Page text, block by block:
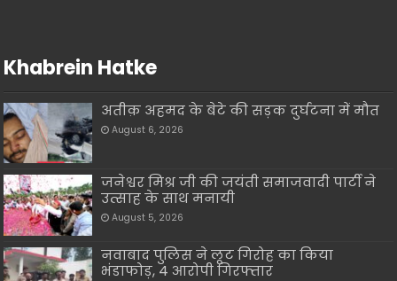
Khabrein Hatke
अतीक़ अहमद के बेटे की सड़क दुर्घटना में मौत
August 6, 2026
जनेश्वर मिश्र जी की जयंती समाजवादी पार्टी ने
उत्साह के साथ मनायी
August 5, 2026
नवाबाद पुलिस ने लूट गिरोह का किया
भंडाफोड़, 4 आरोपी गिरफ्तार